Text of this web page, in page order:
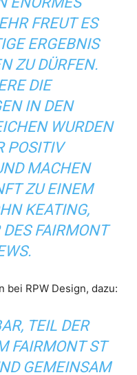
FREUT ES
ERGEBNIS
ZU DÜRFEN.
DIE
IN DEN
WURDEN
POSITIV
MACHEN
ZU EINEM
KEATING,
FAIRMONT
bei RPW Design, dazu:
TEIL DER
FAIRMONT ST
GEMEINSAM